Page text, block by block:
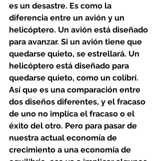
es un desastre. Es como la
diferencia entre un avión y un
helicóptero. Un avión está diseñado
para avanzar. Si un avión tiene que
quedarse quieto, se estrellará. Un
helicóptero está diseñado para
quedarse quieto, como un colibrí.
Así que es una comparación entre
dos diseños diferentes, y el fracaso
de uno no implica el fracaso o el
éxito del otro. Pero para pasar de
nuestra actual economía de
crecimiento a una economía de